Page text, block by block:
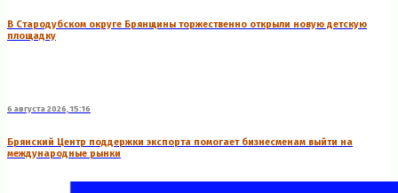
В Стародубском округе Брянщины торжественно открыли новую детскую
площадку
6 августа 2026, 15:16
Брянский Центр поддержки экспорта помогает бизнесменам выйти на
международные рынки